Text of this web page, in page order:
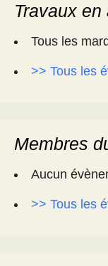
Travaux en
Tous les
>> Tous les
Membres
Aucun
>> Tous les